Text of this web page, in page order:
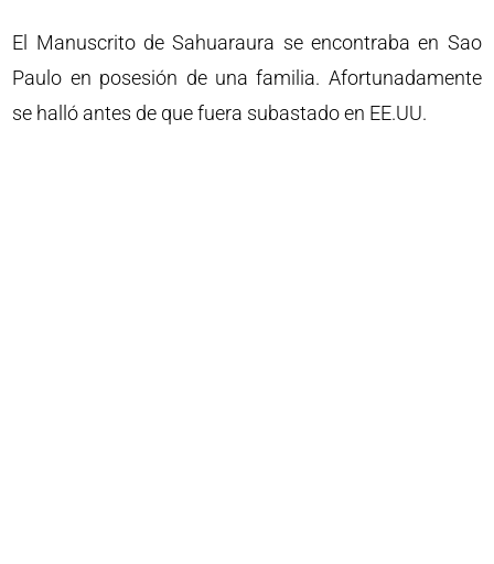
El Manuscrito de Sahuaraura se encontraba en Sao
Paulo en posesión de una familia. Afortunadamente
se halló antes de que fuera subastado en EE.UU.